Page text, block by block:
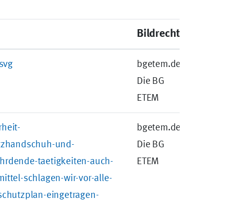
Bildrechte
bgetem.de -
Die BG
ETEM
und-
taetigkeiten-auch-
schlagen-wir-vor-alle-
eingetragen-
bgetem.de -
Die BG
ETEM